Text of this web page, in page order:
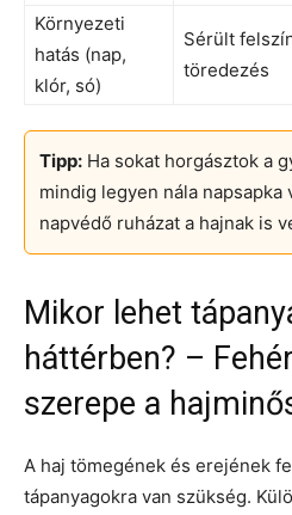
Környezeti
hatás (nap,
klór, só)
Sérült
töredezés
Tipp: Ha sokat horgásztok a
mindig legyen nála
napvédő ruházat a hajnak is
Mikor lehet
háttérben? –
szerepe a
A haj tömegének és erejének
tápanyagokra van szükség.